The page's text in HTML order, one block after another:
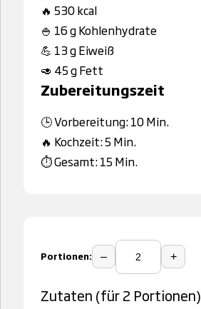
🔥 530 kcal
🍚 16 g Kohlenhydrate
💪 13 g Eiweiß
🥑 45 g Fett
Zubereitungszeit
🕒 Vorbereitung: 10 Min.
🔥 Kochzeit: 5 Min.
⏱️ Gesamt: 15 Min.
Portionen: – +
Zutaten (für 2 Portionen)